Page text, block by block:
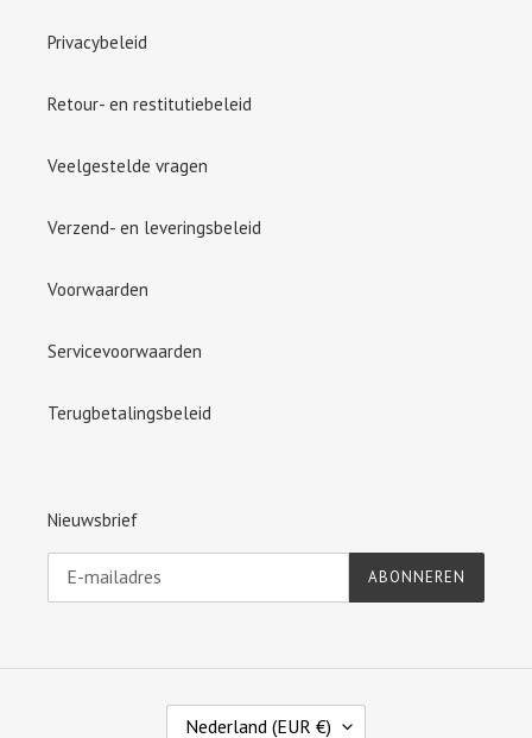
Privacybeleid
Retour- en restitutiebeleid
Veelgestelde vragen
Verzend- en leveringsbeleid
Voorwaarden
Servicevoorwaarden
Terugbetalingsbeleid
Nieuwsbrief
ABONNEREN
Nederland (EUR €)